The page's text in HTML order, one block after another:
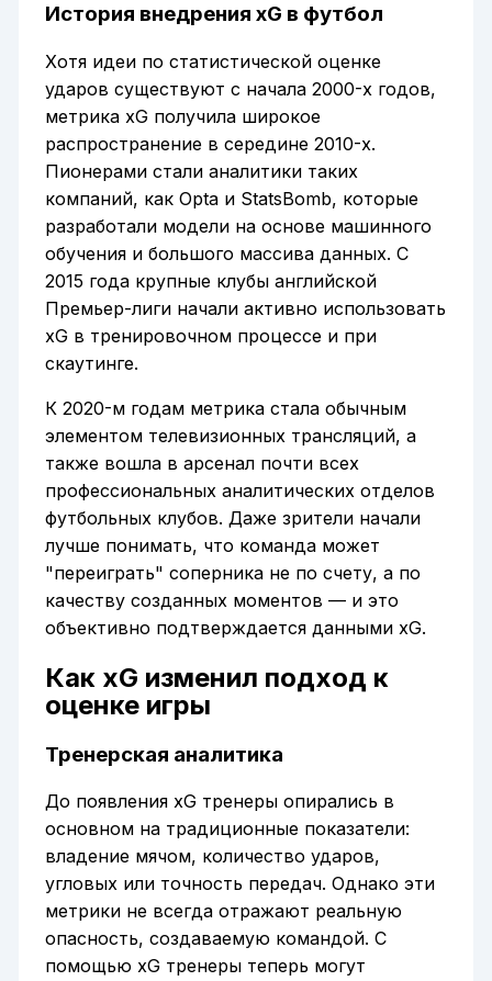
История внедрения xG в футбол
Хотя идеи по статистической оценке
ударов существуют с начала 2000-х годов,
метрика xG получила широкое
распространение в середине 2010-х.
Пионерами стали аналитики таких
компаний, как Opta и StatsBomb, которые
разработали модели на основе машинного
обучения и большого массива данных. С
2015 года крупные клубы английской
Премьер-лиги начали активно использовать
xG в тренировочном процессе и при
скаутинге.
К 2020-м годам метрика стала обычным
элементом телевизионных трансляций, а
также вошла в арсенал почти всех
профессиональных аналитических отделов
футбольных клубов. Даже зрители начали
лучше понимать, что команда может
"переиграть" соперника не по счету, а по
качеству созданных моментов — и это
объективно подтверждается данными xG.
Как xG изменил подход к
оценке игры
Тренерская аналитика
До появления xG тренеры опирались в
основном на традиционные показатели:
владение мячом, количество ударов,
угловых или точность передач. Однако эти
метрики не всегда отражают реальную
опасность, создаваемую командой. С
помощью xG тренеры теперь могут